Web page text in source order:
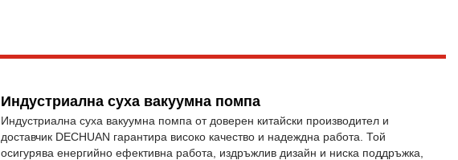
Индустриална суха вакуумна помпа
Индустриална суха вакуумна помпа от доверен китайски производител и
доставчик DECHUAN гарантира високо качество и надеждна работа. Той
осигурява енергийно ефективна работа, издръжлив дизайн и ниска поддръжка,